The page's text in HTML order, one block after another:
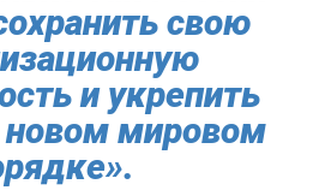
свою
и укрепить
новом мировом